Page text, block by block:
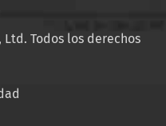
Ltd. Todos los derechos